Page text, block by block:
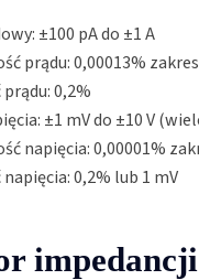
±100 pA do ±1 A
prądu: 0,00013%
0,2%
±1 mV do ±10 V
napięcia: 0,00001%
napięcia: 0,2% lub 1 mV